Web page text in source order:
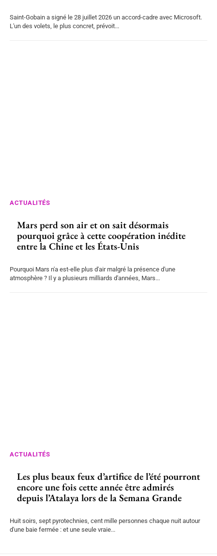
Saint-Gobain a signé le 28 juillet 2026 un accord-cadre avec Microsoft.
L'un des volets, le plus concret, prévoit...
ACTUALITÉS
Mars perd son air et on sait désormais
pourquoi grâce à cette coopération inédite
entre la Chine et les États-Unis
Pourquoi Mars n'a est-elle plus d'air malgré la présence d'une
atmosphère ? Il y a plusieurs milliards d'années, Mars...
ACTUALITÉS
Les plus beaux feux d’artifice de l’été pourront
encore une fois cette année être admirés
depuis l’Atalaya lors de la Semana Grande
Huit soirs, sept pyrotechnies, cent mille personnes chaque nuit autour
d'une baie fermée : et une seule vraie...